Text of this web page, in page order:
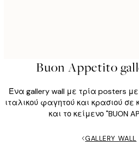
Buon Appetito
Ένα gallery wall με τρία posters
ιταλικού φαγητού και κρασιού σε
και το κείμενο "BUON
GALLERY WALL